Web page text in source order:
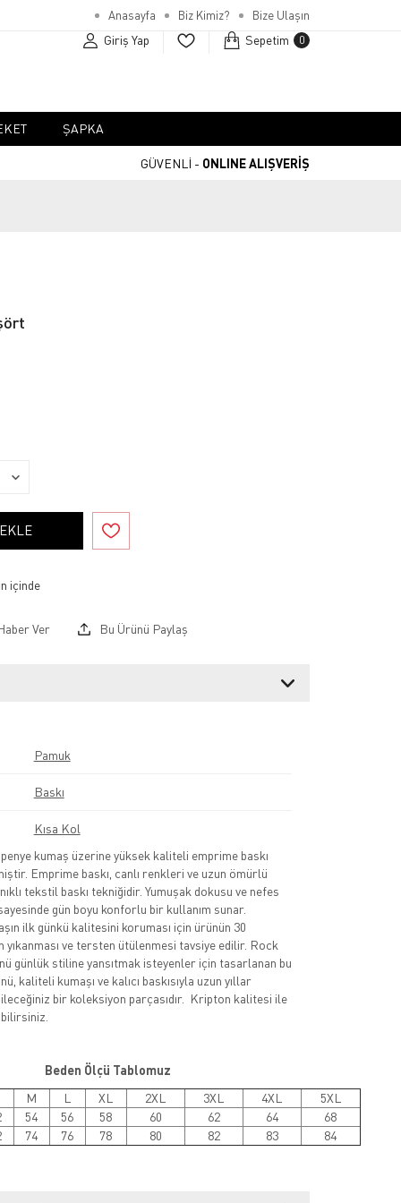
Anasayfa Biz Kimiz? Bize Ulaşın
Giriş Yap Sepetim 0
ŞAPKA
GÜVENLİ - ONLINE ALIŞVERİŞ
Ver Bu Ürünü Paylaş
Pamuk
Baskı
Kısa Kol
kumaş üzerine yüksek kaliteli emprime baskı
Emprime baskı, canlı renkleri ve uzun ömürlü
tekstil baskı tekniğidir. Yumuşak dokusu ve nefes
gün boyu konforlu bir kullanım sunar.
ilk günkü kalitesini koruması için ürünün 30
yıkanması ve tersten ütülenmesi tavsiye edilir. Rock
günlük stiline yansıtmak isteyenler için tasarlanan bu
kaliteli kumaşı ve kalıcı baskısıyla uzun yıllar
bir koleksiyon parçasıdır. Kripton kalitesi ile
Beden Ölçü Tablomuz
M L XL 2XL 3XL 4XL
5XL
54 56 58 60 62 64
68
74 76 78 80 82 83 84